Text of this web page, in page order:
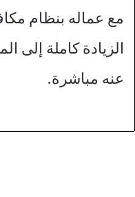
مع عماله بنظام
الزيادة كاملة إلى
عنه مباشرة.